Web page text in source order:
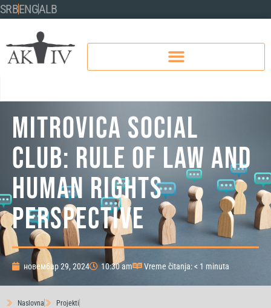
SRBENGALB
Mitrovica Social
Club: Rule of Law and
Human Rights
Perspective
новембар 29, 2024 10:30 am Vreme čitanja: < 1 minuta
Naslovna
Projekti